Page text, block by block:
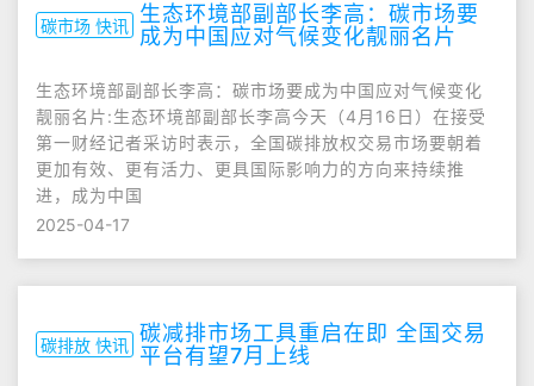
碳市场 快讯 生态环境部副部长李高：碳市场要
成为中国应对气候变化靓丽名片
生态环境部副部长李高：碳市场要成为中国应对气候变化
靓丽名片:生态环境部副部长李高今天（4月16日）在接受
第一财经记者采访时表示，全国碳排放权交易市场要朝着
更加有效、更有活力、更具国际影响力的方向来持续推
进，成为中国
2025-04-17
碳排放 快讯 碳减排市场工具重启在即 全国交易
平台有望7月上线